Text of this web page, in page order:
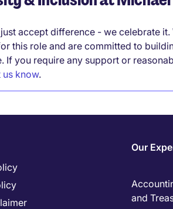
accept difference - we celebrate
this role and are committed to
If you require any support or
us know.
Our
and